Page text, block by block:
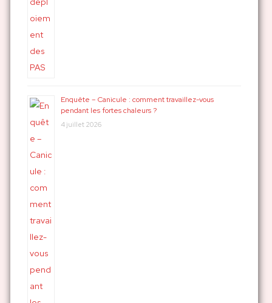
Enquête – Canicule : comment travaillez-vous
pendant les fortes chaleurs ?
4 juillet 2026